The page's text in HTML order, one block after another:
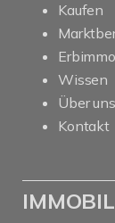
Kaufen
Wissen
Über uns
Kontakt